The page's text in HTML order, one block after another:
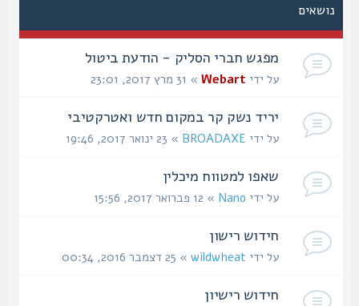
נושאים
מפגש חברי הסליק - הודעת ביטול
על ידיWebart» 31 מרץ 2017, 23:01
יריד נשק קר במקום חדש ואטרקטיבי
על ידיBROADAXE» 23 ינואר 2017, 19:46
שאפו למטווח מיכלין
על ידיNano» 12 פברואר 2017, 15:56
חידוש רישון
על ידיwildwheat» 25 דצמבר 2016, 00:34
חידוש רישיון